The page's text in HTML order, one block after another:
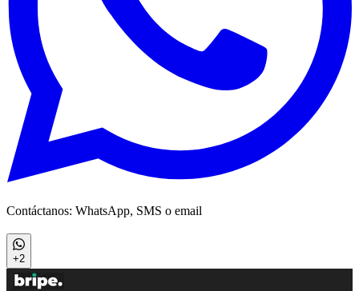
Contáctanos: WhatsApp, SMS o email
+2